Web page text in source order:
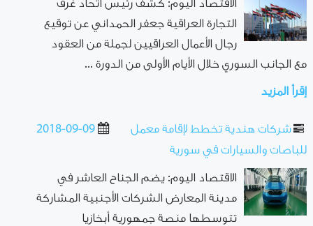
الاقتصاد اليوم: كشف رئيس اتحاد غرف
التجارة العراقية جعفر الحمداني عن توقيع
رجال الأعمال العراقيين لجملة من العقود
مع الجانب السوري خلال الأيام الأولى من الدورة ...
إقرأ المزيد
2018-09-09
شركات هندية تخطط لإقامة معمل
للباصات والسيارات في سورية
الاقتصاد اليوم: يضم الجناح العاشر في
مدينة المعارض الشركات الأجنبية المشاركة
تتوسطها منصة جمهورية أبخازيا